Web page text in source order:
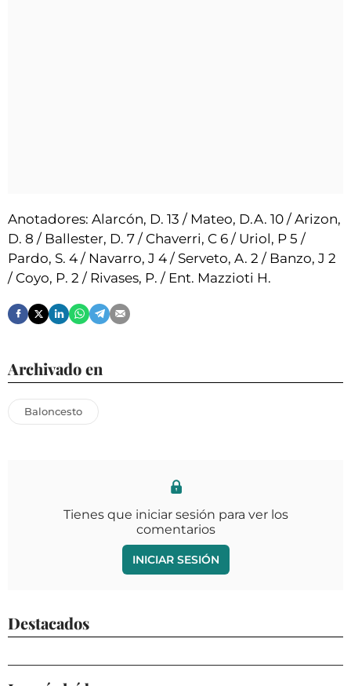
Anotadores: Alarcón, D. 13 / Mateo, D.A. 10 / Arizon,
D. 8 / Ballester, D. 7 / Chaverri, C 6 / Uriol, P 5 /
Pardo, S. 4 / Navarro, J 4 / Serveto, A. 2 / Banzo, J 2
/ Coyo, P. 2 / Rivases, P. / Ent. Mazzioti H.
Archivado en
Baloncesto
Tienes que iniciar sesión para ver los
comentarios
INICIAR SESIÓN
Destacados